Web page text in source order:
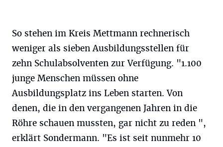
So stehen im Kreis Mettmann rechnerisch
weniger als sieben Ausbildungsstellen für
zehn Schulabsolventen zur Verfügung. "1.100
junge Menschen müssen ohne
Ausbildungsplatz ins Leben starten. Von
denen, die in den vergangenen Jahren in die
Röhre schauen mussten, gar nicht zu reden ",
erklärt Sondermann. "Es ist seit nunmehr 10